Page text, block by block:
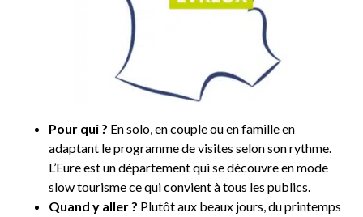
Pour qui ? En solo, en couple ou en famille en
adaptant le programme de visites selon son rythme.
L’Eure est un département qui se découvre en mode
slow tourisme ce qui convient à tous les publics.
Quand y aller ? Plutôt aux beaux jours, du printemps